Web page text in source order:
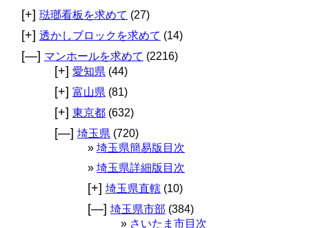
[+] 琺瑯看板を求めて (27)
[+] 透かしブロックを求めて (14)
[—] マンホールを求めて (2216)
[+] 愛知県 (44)
[+] 富山県 (81)
[+] 東京都 (632)
[—] 埼玉県 (720)
埼玉県簡易版目次
埼玉県詳細版目次
[+] 埼玉県直轄 (10)
[—] 埼玉県市部 (384)
さいたま市目次